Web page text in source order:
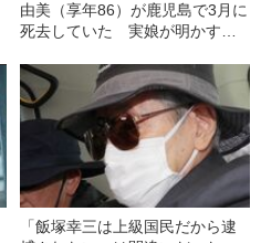
由美（享年86）が鹿児島で3月に
死去していた 実娘が明かす
「飯塚幸三は上級国民だから逮